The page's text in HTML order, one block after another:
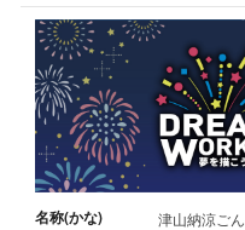
名称(かな)
津山納涼ご